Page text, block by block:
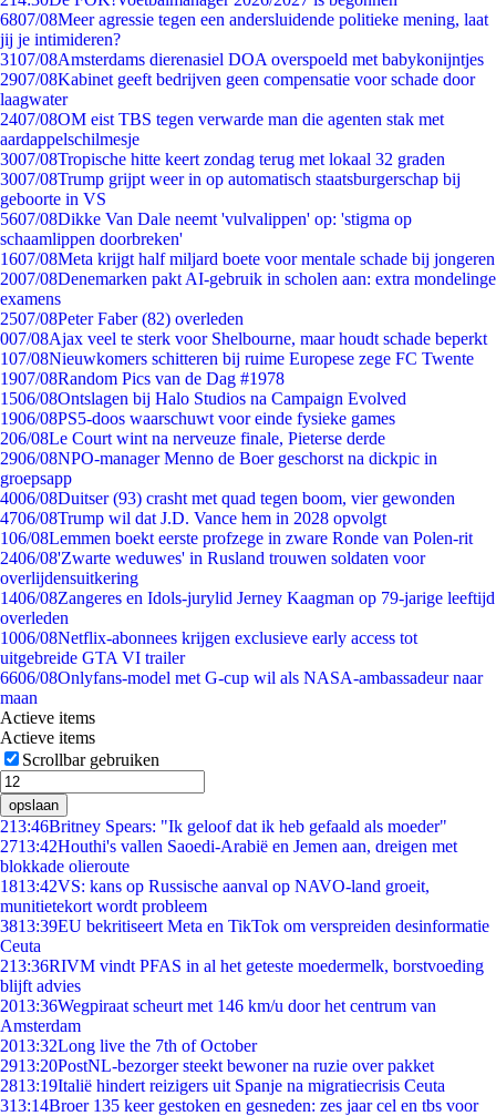
6807/08Meer agressie tegen een andersluidende politieke mening, laat
jij je intimideren?
3107/08Amsterdams dierenasiel DOA overspoeld met babykonijntjes
2907/08Kabinet geeft bedrijven geen compensatie voor schade door
laagwater
2407/08OM eist TBS tegen verwarde man die agenten stak met
aardappelschilmesje
3007/08Tropische hitte keert zondag terug met lokaal 32 graden
3007/08Trump grijpt weer in op automatisch staatsburgerschap bij
geboorte in VS
5607/08Dikke Van Dale neemt 'vulvalippen' op: 'stigma op
schaamlippen doorbreken'
1607/08Meta krijgt half miljard boete voor mentale schade bij jongeren
2007/08Denemarken pakt AI-gebruik in scholen aan: extra mondelinge
examens
2507/08Peter Faber (82) overleden
007/08Ajax veel te sterk voor Shelbourne, maar houdt schade beperkt
107/08Nieuwkomers schitteren bij ruime Europese zege FC Twente
1907/08Random Pics van de Dag #1978
1506/08Ontslagen bij Halo Studios na Campaign Evolved
1906/08PS5-doos waarschuwt voor einde fysieke games
206/08Le Court wint na nerveuze finale, Pieterse derde
2906/08NPO-manager Menno de Boer geschorst na dickpic in
groepsapp
4006/08Duitser (93) crasht met quad tegen boom, vier gewonden
4706/08Trump wil dat J.D. Vance hem in 2028 opvolgt
106/08Lemmen boekt eerste profzege in zware Ronde van Polen-rit
2406/08'Zwarte weduwes' in Rusland trouwen soldaten voor
overlijdensuitkering
1406/08Zangeres en Idols-jurylid Jerney Kaagman op 79-jarige leeftijd
overleden
1006/08Netflix-abonnees krijgen exclusieve early access tot
uitgebreide GTA VI trailer
6606/08Onlyfans-model met G-cup wil als NASA-ambassadeur naar
maan
Actieve items
Actieve items
Scrollbar gebruiken
opslaan
213:46Britney Spears: "Ik geloof dat ik heb gefaald als moeder"
2713:42Houthi's vallen Saoedi-Arabië en Jemen aan, dreigen met
blokkade olieroute
1813:42VS: kans op Russische aanval op NAVO-land groeit,
munitietekort wordt probleem
3813:39EU bekritiseert Meta en TikTok om verspreiden desinformatie
Ceuta
213:36RIVM vindt PFAS in al het geteste moedermelk, borstvoeding
blijft advies
2013:36Wegpiraat scheurt met 146 km/u door het centrum van
Amsterdam
2013:32Long live the 7th of October
2913:20PostNL-bezorger steekt bewoner na ruzie over pakket
2813:19Italië hindert reizigers uit Spanje na migratiecrisis Ceuta
313:14Broer 135 keer gestoken en gesneden: zes jaar cel en tbs voor